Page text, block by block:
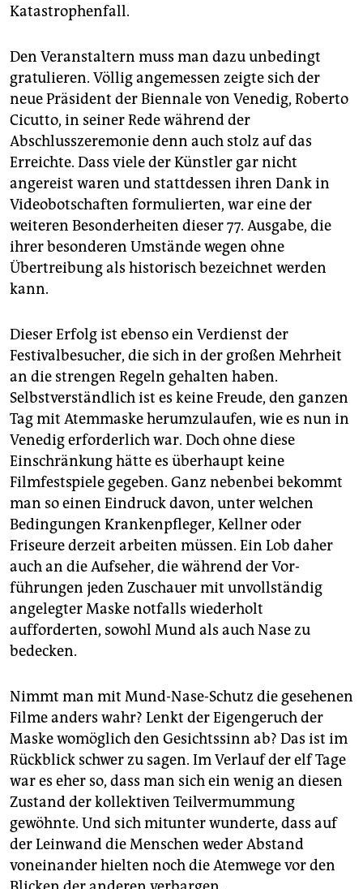
Katastrophenfall.
Den Veranstaltern muss man dazu unbedingt
gratulieren. Völlig angemessen zeigte sich der
neue Präsident der Biennale von Venedig, Roberto
Cicutto, in seiner Rede während der
Abschlusszeremonie denn auch stolz auf das
Erreichte. Dass viele der Künstler gar nicht
angereist waren und stattdessen ihren Dank in
Videobotschaften formulierten, war eine der
weiteren Besonderheiten dieser 77. Ausgabe, die
ihrer besonderen Umstände wegen ohne
Übertreibung als historisch bezeichnet werden
kann.
Dieser Erfolg ist ebenso ein Verdienst der
Festivalbesucher, die sich in der großen Mehrheit
an die strengen Regeln gehalten haben.
Selbstverständlich ist es keine Freude, den ganzen
Tag mit Atemmaske herumzulaufen, wie es nun in
Venedig erforderlich war. Doch ohne diese
Einschränkung hätte es überhaupt keine
Filmfestspiele gegeben. Ganz nebenbei bekommt
man so ­einen Eindruck davon, unter welchen
Bedingungen Krankenpfleger, Kellner oder
Friseure derzeit arbeiten müssen. Ein Lob daher
auch an die Aufseher, die während der Vor­
führungen jeden Zuschauer mit unvollständig
angelegter Maske notfalls wiederholt
aufforderten, sowohl Mund als auch Nase zu
bedecken.
Nimmt man mit Mund-Nase-Schutz die gesehenen
Filme anders wahr? Lenkt der Eigengeruch der
Maske womöglich den Gesichtssinn ab? Das ist im
Rückblick schwer zu sagen. Im Verlauf der elf Tage
war es eher so, dass man sich ein wenig an diesen
Zustand der kollektiven Teilvermummung
gewöhnte. Und sich mitunter wunderte, dass auf
der Leinwand die Menschen weder Abstand
voneinander hielten noch die Atemwege vor den